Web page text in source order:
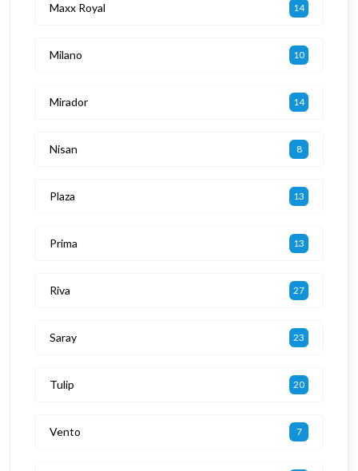
Maxx Royal 14
Milano 10
Mirador 14
Nisan 8
Plaza 13
Prima 13
Riva 27
Saray 23
Tulip 20
Vento 7